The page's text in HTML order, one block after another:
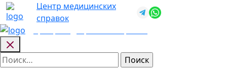
Skip
to
content
Центр медицинских
справок
Найти: